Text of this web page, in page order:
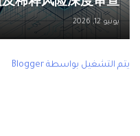
稀释风险深度审查
يونيو 12, 2026
‏يتم التشغيل بواسطة Blogger